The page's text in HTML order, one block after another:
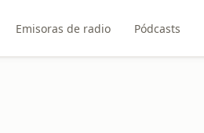
Emisoras de radio Pódcasts